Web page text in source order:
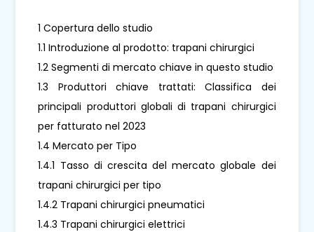
1 Copertura dello studio
1.1 Introduzione al prodotto: trapani chirurgici
1.2 Segmenti di mercato chiave in questo studio
1.3 Produttori chiave trattati: Classifica dei
principali produttori globali di trapani chirurgici
per fatturato nel 2023
1.4 Mercato per Tipo
1.4.1 Tasso di crescita del mercato globale dei
trapani chirurgici per tipo
1.4.2 Trapani chirurgici pneumatici
1.4.3 Trapani chirurgici elettrici